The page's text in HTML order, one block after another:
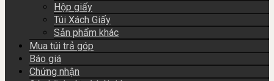
Hộp giấy
Túi Xách Giấy
Sản phẩm khác
Mua túi trả góp
Báo giá
Chứng nhận